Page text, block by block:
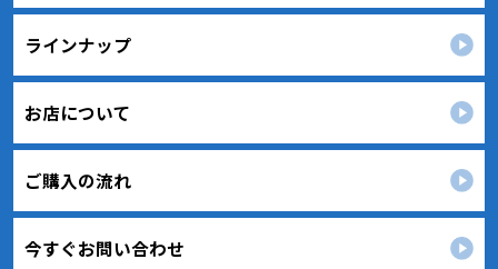
４．法令・指針・規範の遵守について
適正な個人情報保護の実現のため、個人情報の取扱
いに関する法令､国が定める指針およびその他の規範
個人情報に関するお問い合わせ窓口
〒136-0073
TEL： 050-3623-4979
カーマッチ江東店 個人情報保護担当
ラインナップ
お店について
ご購入の流れ
今すぐお問い合わせ